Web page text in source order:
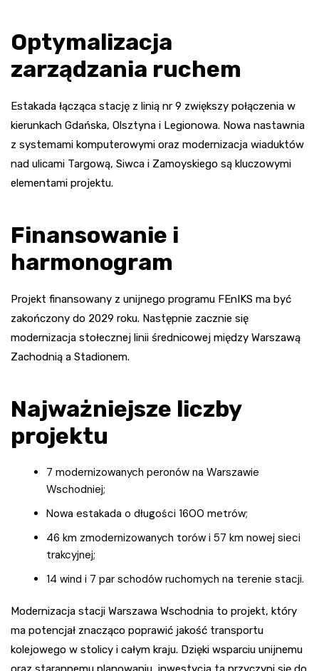
Optymalizacja
zarządzania ruchem
Estakada łącząca stację z linią nr 9 zwiększy połączenia w
kierunkach Gdańska, Olsztyna i Legionowa. Nowa nastawnia
z systemami komputerowymi oraz modernizacja wiaduktów
nad ulicami Targową, Siwca i Zamoyskiego są kluczowymi
elementami projektu.
Finansowanie i
harmonogram
Projekt finansowany z unijnego programu FEnIKS ma być
zakończony do 2029 roku. Następnie zacznie się
modernizacja stołecznej linii średnicowej między Warszawą
Zachodnią a Stadionem.
Najważniejsze liczby
projektu
7 modernizowanych peronów na Warszawie
Wschodniej;
Nowa estakada o długości 1600 metrów;
46 km zmodernizowanych torów i 57 km nowej sieci
trakcyjnej;
14 wind i 7 par schodów ruchomych na terenie stacji.
Modernizacja stacji Warszawa Wschodnia to projekt, który
ma potencjał znacząco poprawić jakość transportu
kolejowego w stolicy i całym kraju. Dzięki wsparciu unijnemu